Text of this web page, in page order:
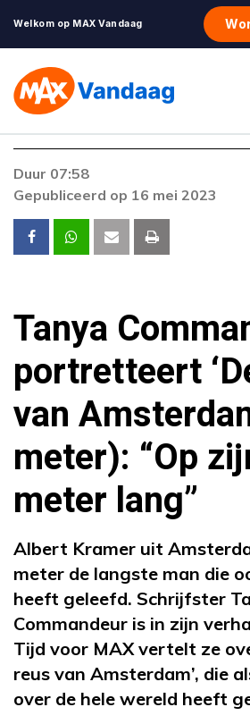
Welkom op MAX Vandaag
De gewenste stream is op
voordoen, neem dan
klantenservice.
Duur 07:58
Gepubliceerd op 16 mei 2023
Tanya
portretteert
van
meter): “Op
meter lang”
Albert Kramer uit
meter de langste man die
heeft geleefd. Schrijfster
Commandeur is in zijn
Tijd voor MAX vertelt ze
reus van Amsterdam’, die
over de hele wereld heeft